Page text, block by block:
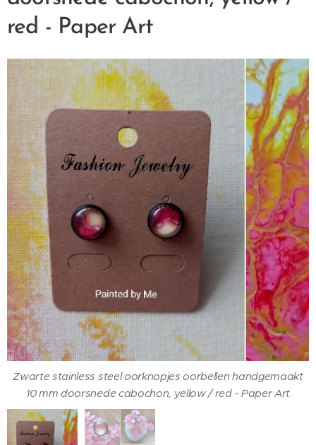
red - Paper Art
Zwarte stainless steel oorknopjes oorbellen handgemaakt
10 mm doorsnede cabochon, yellow / red - Paper Art
Ring, zwart, verstelbaar, 12 mm doorsnede, cabochon,
yellow / red - Paper Art